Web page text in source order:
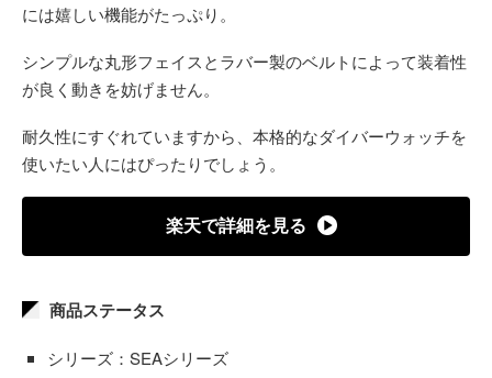
には嬉しい機能がたっぷり。
シンプルな丸形フェイスとラバー製のベルトによって装着性
が良く動きを妨げません。
耐久性にすぐれていますから、本格的なダイバーウォッチを
使いたい人にはぴったりでしょう。
楽天で詳細を見る
商品ステータス
シリーズ：SEAシリーズ